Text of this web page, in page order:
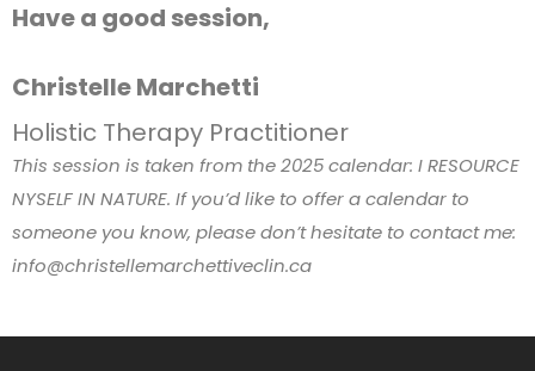
Have a good session,
Christelle Marchetti
Holistic Therapy Practitioner
This session is taken from the 2025 calendar: I RESOURCE
NYSELF IN NATURE. If you’d like to offer a calendar to
someone you know, please don’t hesitate to contact me:
info@christellemarchettiveclin.ca